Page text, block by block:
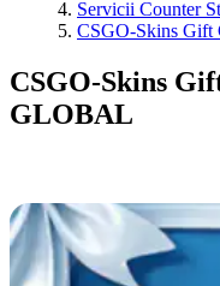
Servicii Counter
CSGO-Skins Gift
CSGO-Skins
GLOBAL